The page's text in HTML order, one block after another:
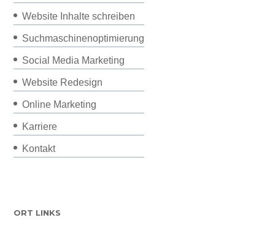
Website Inhalte schreiben
Suchmaschinenoptimierung
Social Media Marketing
Website Redesign
Online Marketing
Karriere
Kontakt
ORT LINKS